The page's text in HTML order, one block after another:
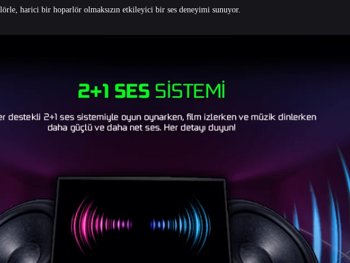
harici bir hoparlör olmaksızın etkileyici bir ses deneyimi sunuyor.